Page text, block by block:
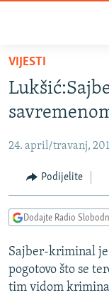
Pređite
glavni
sadržaj
na
navigaciju
Pređite
na
VIJESTI
BOSNA I
KOSOVO
CRNA GORA
VIDEO
FOTOGALERIJE
INFOGRAFIKE
PODCASTI
RAT U UKRAJINI
KINA NA
VIJESTI
24. april/travanj,
Podijelite
Dodajte Radio
Sajber-kriminal
pogotovo što se
tim vidom